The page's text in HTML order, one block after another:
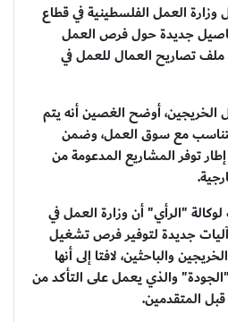
العمل الفلسطينية في قطاع
تفاصيل جديدة حول فرص العمل
ملف تصاريح العمال للعمل في
الخريجين، أوضح الغصين أنه يتم
مع سوق العمل، وضمن
توفر المشاريع المدعومة من
"الرأي" أن وزارة العمل في
جديدة لتوفير فرص تشغيل
والباحثين، لافتا إلى أنها
والذي يعمل على التأكد من
المتقدمين.